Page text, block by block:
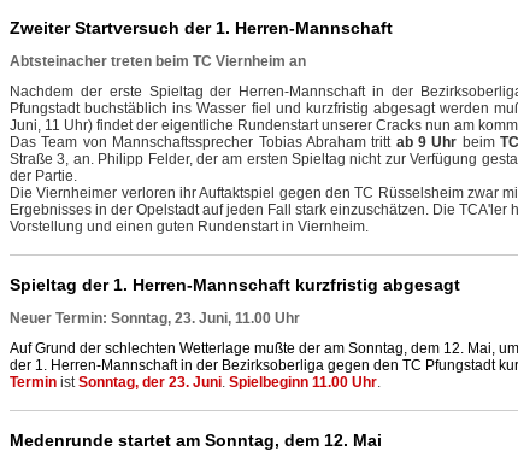
Zweiter Startversuch der 1. Herren-Mannschaft
Abtsteinacher treten beim TC Viernheim an
Nachdem der erste Spieltag der Herren-Mannschaft in der
Pfungstadt buchstäblich ins Wasser fiel und kurzfristig abgesagt werden
Juni, 11 Uhr) findet der eigentliche Rundenstart unserer Cracks nun am
Das Team von Mannschaftssprecher Tobias Abraham tritt ab 9 Uhr beim
Straße 3, an. Philipp Felder, der am ersten Spieltag nicht zur Verfügung
der Partie.
Die Viernheimer verloren ihr Auftaktspiel gegen den TC Rüsselsheim zwar
Ergebnisses in der Opelstadt auf jeden Fall stark einzuschätzen. Die TCA'ler
Vorstellung und einen guten Rundenstart in Viernheim.
Spieltag der 1. Herren-Mannschaft kurzfristig abgesagt
Neuer Termin: Sonntag, 23. Juni, 11.00 Uhr
Auf Grund der schlechten Wetterlage mußte der am Sonntag, dem 12. Mai,
der 1. Herren-Mannschaft in der Bezirksoberliga gegen den TC Pfungstadt
Termin istSonntag, der 23. Juni. Spielbeginn 11.00 Uhr.
Medenrunde startet am Sonntag, dem 12. Mai